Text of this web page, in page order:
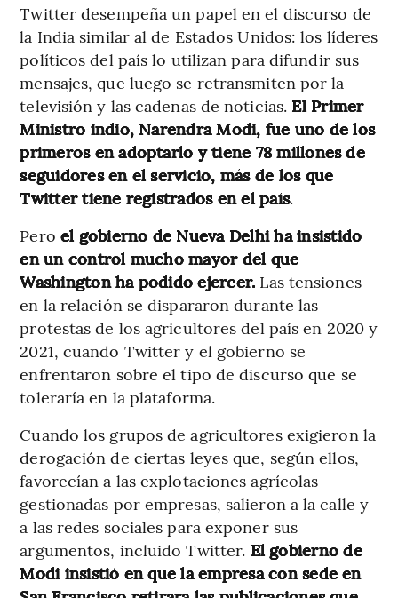
Twitter desempeña un papel en el discurso de
la India similar al de Estados Unidos: los líderes
políticos del país lo utilizan para difundir sus
mensajes, que luego se retransmiten por la
televisión y las cadenas de noticias. El Primer
Ministro indio, Narendra Modi, fue uno de los
primeros en adoptarlo y tiene 78 millones de
seguidores en el servicio, más de los que
Twitter tiene registrados en el país.
Pero el gobierno de Nueva Delhi ha insistido
en un control mucho mayor del que
Washington ha podido ejercer. Las tensiones
en la relación se dispararon durante las
protestas de los agricultores del país en 2020 y
2021, cuando Twitter y el gobierno se
enfrentaron sobre el tipo de discurso que se
toleraría en la plataforma.
Cuando los grupos de agricultores exigieron la
derogación de ciertas leyes que, según ellos,
favorecían a las explotaciones agrícolas
gestionadas por empresas, salieron a la calle y
a las redes sociales para exponer sus
argumentos, incluido Twitter. El gobierno de
Modi insistió en que la empresa con sede en